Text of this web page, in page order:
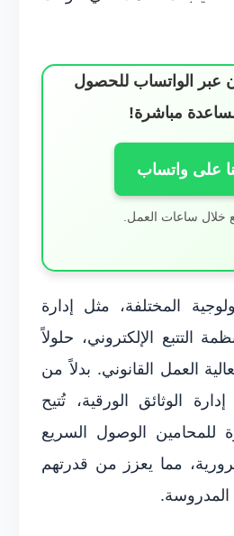
عبر الواتساب للحصول
مباشرة!
على واتساب
خلال ساعات العمل.
المختلفة، مثل إدارة
التتبع الإلكتروني، حلولاً
العمل القانوني. بدلاً من
الوثائق الورقية، تُتيح
للمحامين الوصول السريع
مما يعزز من قدرتهم
المدروسة.